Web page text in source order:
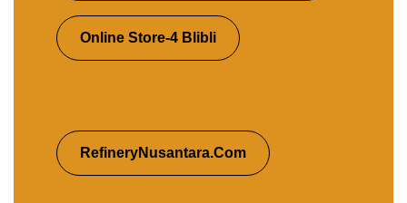
Online Store-4 Blibli
RefineryNusantara.Com